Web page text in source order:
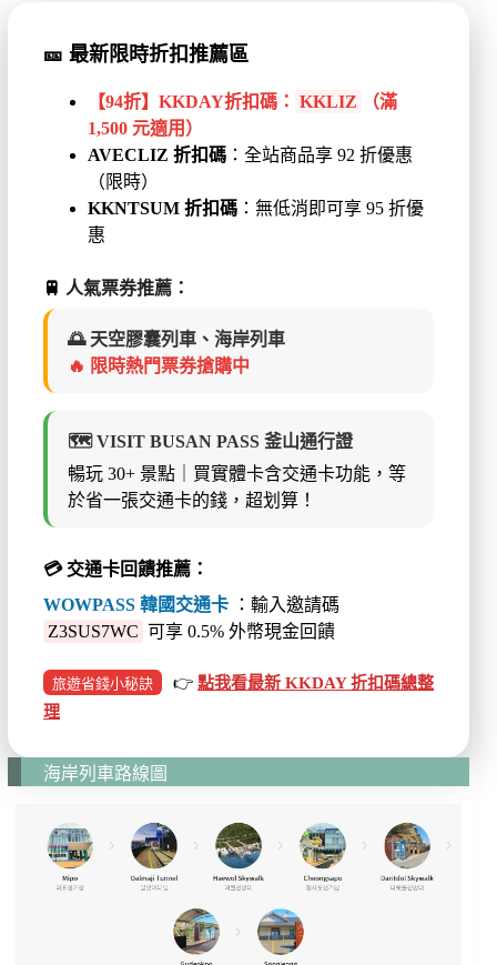
🎫 最新限時折扣推薦區
【94折】KKDAY折扣碼： KKLIZ
（滿
1,500 元適用）
AVECLIZ 折扣碼 ：全站商品享 92 折優惠
（限時）
KKNTSUM 折扣碼 ：無低消即可享 95 折優
惠
🚆 人氣票券推薦：
🌅 天空膠囊列車、海岸列車
🔥 限時熱門票券搶購中
🗺️ VISIT BUSAN PASS 釜山通行證
暢玩 30+ 景點｜買實體卡含交通卡功能，等
於省一張交通卡的錢，超划算！
💳 交通卡回饋推薦：
WOWPASS 韓國交通卡 ：輸入邀請碼
Z3SUS7WC 可享 0.5% 外幣現金回饋
旅遊省錢小秘訣 👉 點我看最新 KKDAY 折扣碼總整
理
海岸列車路線圖